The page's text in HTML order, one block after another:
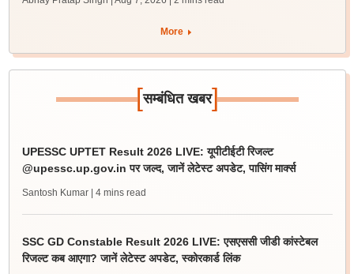
More
[सम्बंधित खबर]
UPESSC UPTET Result 2026 LIVE: यूपीटीईटी रिजल्ट
@upessc.up.gov.in पर जल्द, जानें लेटेस्ट अपडेट, पासिंग मार्क्स
Santosh Kumar | 4 mins read
SSC GD Constable Result 2026 LIVE: एसएससी जीडी कांस्टेबल
रिजल्ट कब आएगा? जानें लेटेस्ट अपडेट, स्कोरकार्ड लिंक